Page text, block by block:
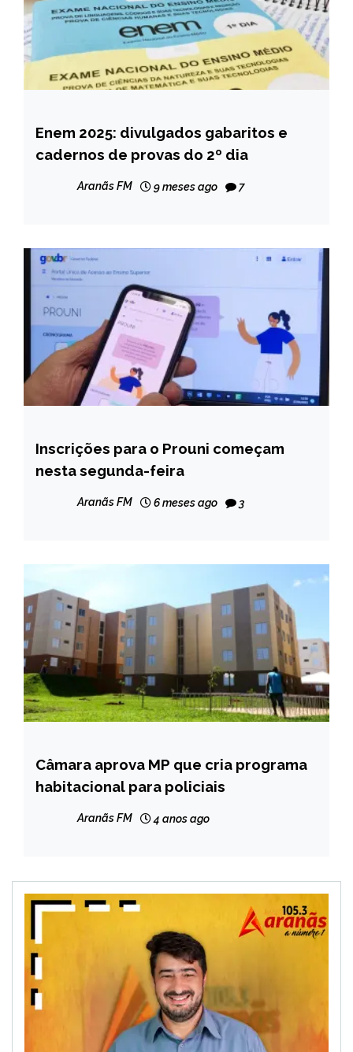
BRASIL
NOTÍCIAS
Enem 2025: divulgados gabaritos e
cadernos de provas do 2º dia
Aranãs FM 9 meses ago 7
BRASIL
NOTÍCIAS
Inscrições para o Prouni começam
nesta segunda-feira
Aranãs FM 6 meses ago 3
BRASIL
NOTÍCIAS
Câmara aprova MP que cria programa
habitacional para policiais
Aranãs FM 4 anos ago